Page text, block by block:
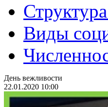
Виды
День вежливости
22.01.2020 10:00